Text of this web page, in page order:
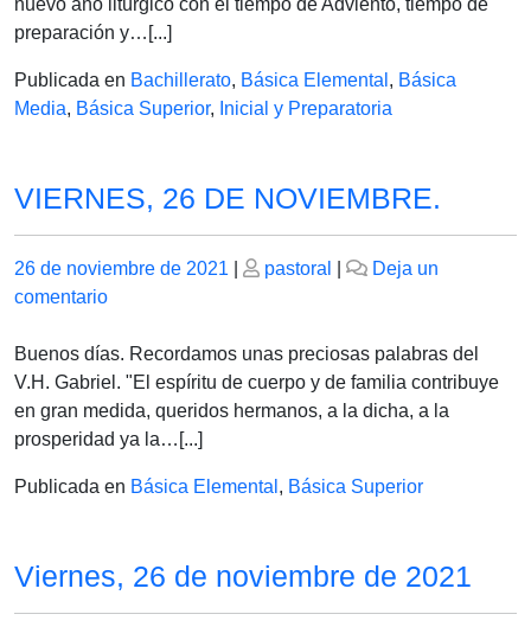
de
nuevo año litúrgico con el tiempo de Adviento, tiempo de
preparación y…[...]
Publicada en Bachillerato, Básica Elemental , Básica
Media, Básica Superior, Inicial y Preparatoria
VIERNES, 26 DE NOVIEMBRE.
Publicado
el
26 de noviembre de 2021
Publicado
pastoral
Deja un
comentarioen
26
DE
NOVIEMBRE.
Buenos días. Recordamos unas preciosas palabras del
V.H. Gabriel. "El espíritu de cuerpo y de familia contribuye
en gran medida, queridos hermanos, a la dicha, a la
prosperidad ya la…[...]
Publicada en Básica Elemental , Básica Superior
Viernes, 26 de noviembre de 2021